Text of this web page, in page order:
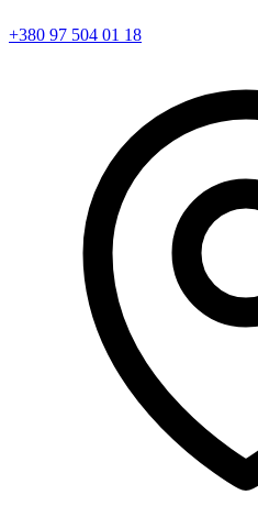
+380 97 504 01 18